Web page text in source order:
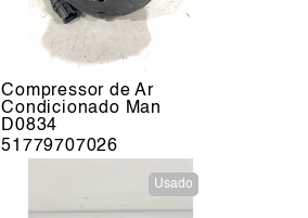
Compressor de Ar
Condicionado Man
D0834
51779707026
Usado